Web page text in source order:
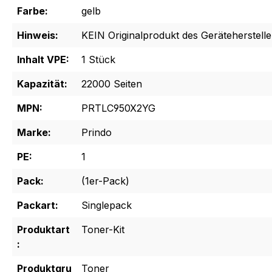
Farbe:
gelb
Hinweis:
KEIN Originalprodukt des
Inhalt VPE:
1 Stück
Kapazität:
22000 Seiten
MPN:
PRTLC950X2YG
Marke:
Prindo
PE:
1
Pack:
(1er-Pack)
Packart:
Singlepack
Produktart
:
Toner-Kit
Produktgru Toner